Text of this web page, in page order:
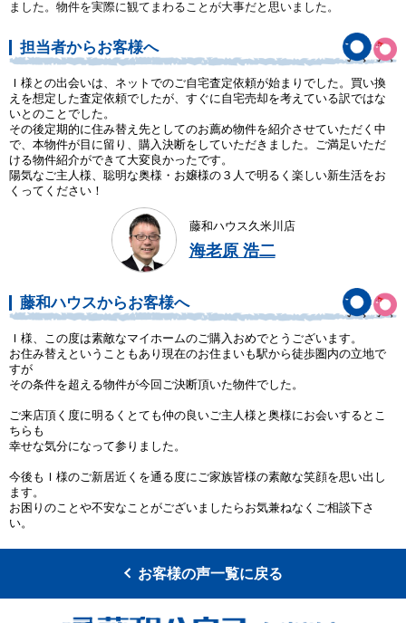
ました。物件を実際に観てまわることが大事だと思いました。
担当者からお客様へ
Ｉ様との出会いは、ネットでのご自宅査定依頼が始まりでした。買い換
えを想定した査定依頼でしたが、すぐに自宅売却を考えている訳ではな
いとのことでした。
その後定期的に住み替え先としてのお薦め物件を紹介させていただく中
で、本物件が目に留り、購入決断をしていただきました。ご満足いただ
ける物件紹介ができて大変良かったです。
陽気なご主人様、聡明な奥様・お嬢様の３人で明るく楽しい新生活をお
くってください！
藤和ハウス久米川店
海老原 浩二
藤和ハウスからお客様へ
Ｉ様、この度は素敵なマイホームのご購入おめでとうございます。
お住み替えということもあり現在のお住まいも駅から徒歩圏内の立地で
すが
その条件を超える物件が今回ご決断頂いた物件でした。
ご来店頂く度に明るくとても仲の良いご主人様と奥様にお会いするとこ
ちらも
幸せな気分になって参りました。
今後もＩ様のご新居近くを通る度にご家族皆様の素敵な笑顔を思い出し
ます。
お困りのことや不安なことがございましたらお気兼ねなくご相談下さ
い。
お客様の声一覧に戻る